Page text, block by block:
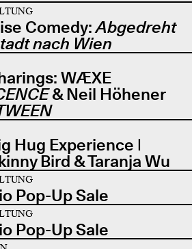
Comedy:Abgedreht
nach Wien
WÆXE
& Neil Höhener
Hug Experience |
Bird & Taranja Wu
Pop-Up Sale
Pop-Up Sale